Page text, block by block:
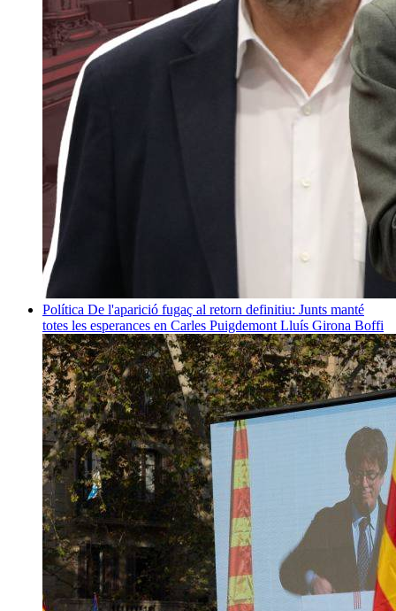
Política De l'aparició fugaç al retorn definitiu: Junts manté
totes les esperances en Carles Puigdemont Lluís Girona Boffi